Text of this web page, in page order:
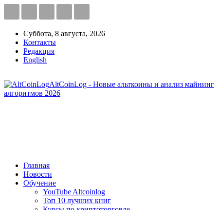
Суббота, 8 августа, 2026
Контакты
Редакция
English
AltCoinLog - Новые альткоины и анализ майнинг
алгоритмов 2026
Главная
Новости
Обучение
YouTube Altcoinlog
Топ 10 лучших книг